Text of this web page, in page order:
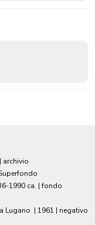
| archivio
1990 ca. | fondo
Lugano | 1961 | negativo